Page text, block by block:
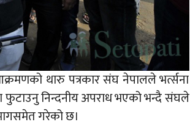
थारु पत्रकार संघ नेपालले भर्त्सना
फुटाउनु निन्दनीय अपराध भएको भन्दै संघले
गरेको छ।